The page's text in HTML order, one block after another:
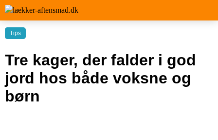
Tips
Tre kager, der falder i god
jord hos både voksne og
børn